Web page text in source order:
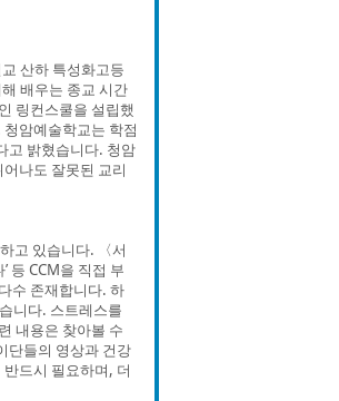
산하 특성화고등
배우는 종교 시간
링컨스쿨을 설립했
청암예술학교는 학점
고 밝혔습니다. 청암
나도 잘못된 교리
고 있습니다. 〈서
등 CCM을 직접 부
수 존재합니다. 하
니다. 스트레스를
내용은 찾아볼 수
단들의 영상과 건강
드시 필요하며, 더